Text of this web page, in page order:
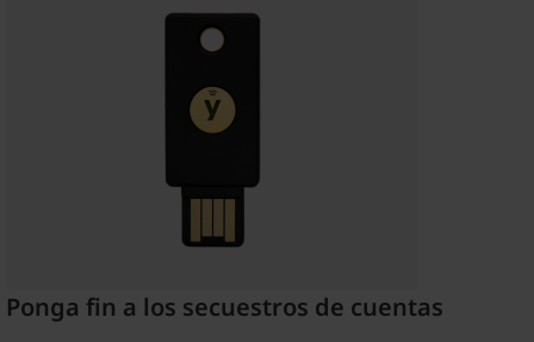
Ponga fin a los secuestros de cuentas